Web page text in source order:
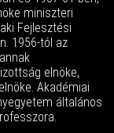
miniszteri
Fejlesztési
1956-tól az
elnöke,
Akadémiai
általános